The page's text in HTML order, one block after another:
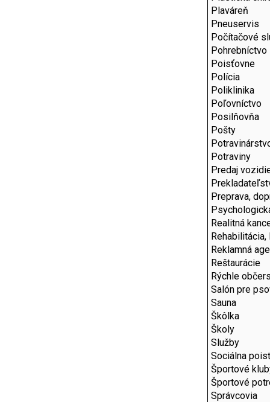
Plaváreň
Pneuservis
Počítačové
Pohrebníctvo
Poisťovne
Polícia
Poliklinika
Poľovníctvo
Posilňovňa
Pošty
Potraviny
Predaj
Preprava,
Realitná
Reklamná
Reštaurácie
Rýchle
Salón pre
Sauna
Škôlka
Školy
Služby
Sociálna
Športové
Športové
Správcovia